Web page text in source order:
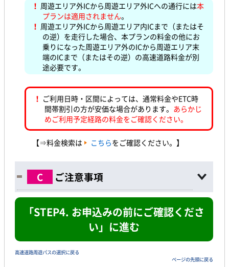
！ 周遊エリア外ICから周遊エリア外ICへの通行には本
プランは適用されません。
！ 周遊エリア外ICから周遊エリア内ICまで（またはそ
の逆）を走行した場合、本プランの料金の他にお
乗りになった周遊エリア外のICから周遊エリア末
端のICまで（またはその逆）の高速道路料金が別
途必要です。
！ ご利用日時・区間によっては、通常料金やETC時
間帯割引の方が安価な場合があります。 あらかじ
めご利用予定経路の料金をご確認ください。
【⇒料金検索は こちらをご確認ください。】
C ご注意事項
「STEP4. お申込みの前にご確認くださ
い」に進む
高速道路周遊パスの選択に戻る
ページの先頭に戻る